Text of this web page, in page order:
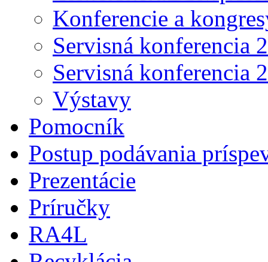
Konferencie a
Servisná konferencia
Servisná konferencia
Výstavy
Pomocník
Postup podávania
Prezentácie
Príručky
RA4L